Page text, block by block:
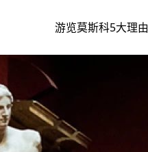
游览莫斯科5大理由